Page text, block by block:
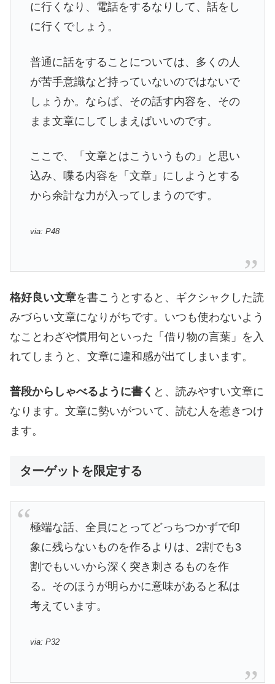
に行くなり、電話をするなりして、話をし
に行くでしょう。
普通に話をすることについては、多くの人
が苦手意識など持っていないのではないで
しょうか。ならば、その話す内容を、その
まま文章にしてしまえばいいのです。
ここで、「文章とはこういうもの」と思い
込み、喋る内容を「文章」にしようとする
から余計な力が入ってしまうのです。
via: P48
格好良い文章を書こうとすると、ギクシャクした読
みづらい文章になりがちです。いつも使わないよう
なことわざや慣用句といった「借り物の言葉」を入
れてしまうと、文章に違和感が出てしまいます。
普段からしゃべるように書く と、読みやすい文章に
なります。文章に勢いがついて、読む人を惹きつけ
ます。
ターゲットを限定する
極端な話、全員にとってどっちつかずで印
象に残らないものを作るよりは、2割でも3
割でもいいから深く突き刺さるものを作
る。そのほうが明らかに意味があると私は
考えています。
via: P32